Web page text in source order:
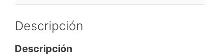
Descripción
Descripción